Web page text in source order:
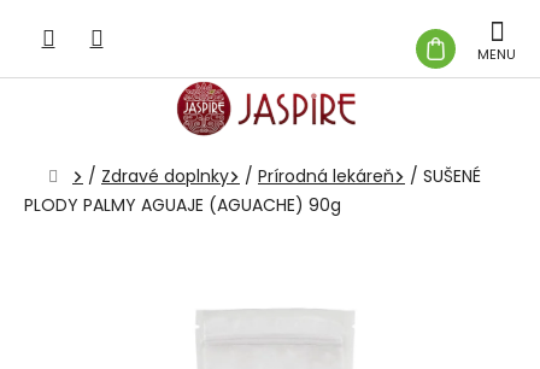
obsah
KOŠÍK
Domov
/ Zdravé doplnky / Prírodná lekáreň / SUŠENÉ
PLODY PALMY AGUAJE (AGUACHE) 90g